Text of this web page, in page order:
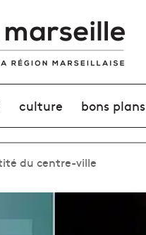
culture bons plans
du centre-ville